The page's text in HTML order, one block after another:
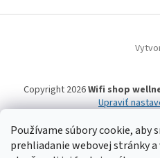
Používame súbory cookie, aby
prehliadanie webovej stránky
Copyright 2026Wifi shop
Upraviť
Wifi shop wellnet.sk prevádzkuje